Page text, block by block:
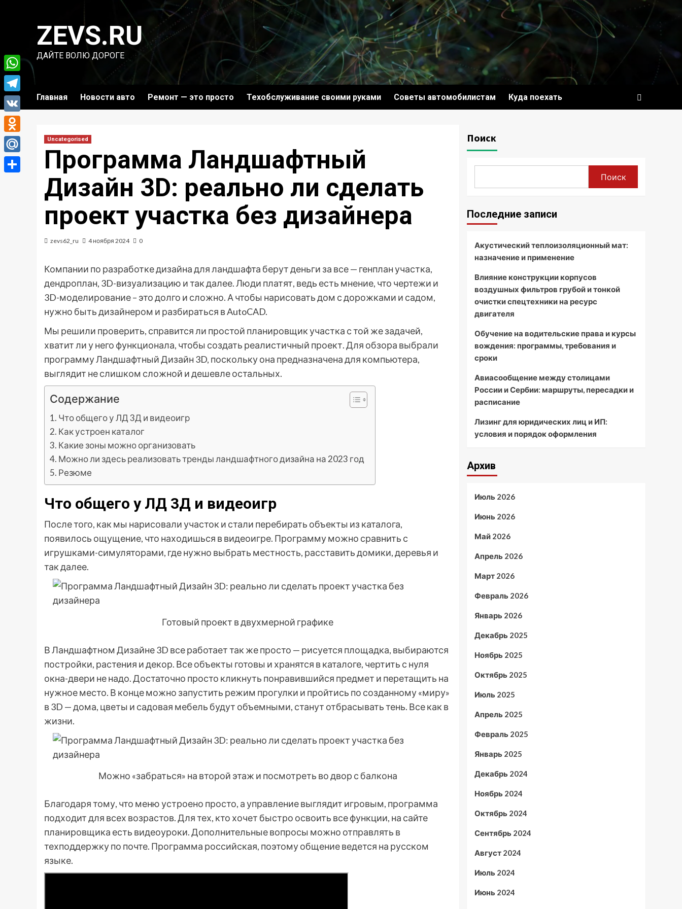
содержимомуZEVS.RU
ДАЙТЕ ВОЛЮ ДОРОГЕ
Главная Новости авто Ремонт — это просто Техобслуживание своими руками Советы автомобилистам Куда поехать
Uncategorised
Программа Ландшафтный
Дизайн 3D: реально ли сделать
проект участка без дизайнера
zevs62_ru 4 ноября 2024 0
Компании по разработке дизайна для ландшафта берут деньги за все — генплан участка,
дендроплан, 3D-визуализацию и так далее. Люди платят, ведь есть мнение, что чертежи и
3D-моделирование – это долго и сложно. А чтобы нарисовать дом с дорожками и садом,
нужно быть дизайнером и разбираться в AutoCAD.
Мы решили проверить, справится ли простой планировщик участка с той же задачей,
хватит ли у него функционала, чтобы создать реалистичный проект. Для обзора выбрали
программу Ландшафтный Дизайн 3D, поскольку она предназначена для компьютера,
выглядит не слишком сложной и дешевле остальных.
Содержание
Что общего у ЛД 3Д и видеоигр
Как устроен каталог
Какие зоны можно организовать
Можно ли здесь реализовать тренды ландшафтного дизайна на 2023 год
Резюме
Что общего у ЛД 3Д и видеоигр
После того, как мы нарисовали участок и стали перебирать объекты из каталога,
появилось ощущение, что находишься в видеоигре. Программу можно сравнить с
игрушками-симуляторами, где нужно выбрать местность, расставить домики, деревья и
так далее.
Готовый проект в двухмерной графике
В Ландшафтном Дизайне 3D все работает так же просто — рисуется площадка, выбираются
постройки, растения и декор. Все объекты готовы и хранятся в каталоге, чертить с нуля
окна-двери не надо. Достаточно просто кликнуть понравившийся предмет и перетащить на
нужное место. В конце можно запустить режим прогулки и пройтись по созданному «миру»
в 3D — дома, цветы и садовая мебель будут объемными, станут отбрасывать тень. Все как в
жизни.
Можно «забраться» на второй этаж и посмотреть во двор с балкона
Благодаря тому, что меню устроено просто, а управление выглядит игровым, программа
подходит для всех возрастов. Для тех, кто хочет быстро освоить все функции, на сайте
планировщика есть видеоуроки. Дополнительные вопросы можно отправлять в
техподдержку по почте. Программа российская, поэтому общение ведется на русском
языке.
Поиск
Поиск
Последние записи
Акустический теплоизоляционный мат:
назначение и применение
Влияние конструкции корпусов
воздушных фильтров грубой и тонкой
очистки спецтехники на ресурс
двигателя
Обучение на водительские права и курсы
вождения: программы, требования и
сроки
Авиасообщение между столицами
России и Сербии: маршруты, пересадки и
расписание
Лизинг для юридических лиц и ИП:
условия и порядок оформления
Архив
Июль 2026
Июнь 2026
Май 2026
Апрель 2026
Март 2026
Февраль 2026
Январь 2026
Декабрь 2025
Ноябрь 2025
Октябрь 2025
Июль 2025
Апрель 2025
Февраль 2025
Январь 2025
Декабрь 2024
Ноябрь 2024
Октябрь 2024
Сентябрь 2024
Август 2024
Июль 2024
Июнь 2024
WhatsApp
Telegram
VK
Odnoklassniki
Mail.Ru